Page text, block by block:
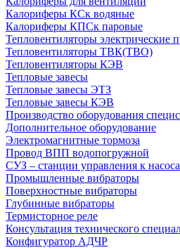
Калориферы КСк водяные
Калориферы КПСк паровые
Тепловентиляторы
Тепловентиляторы ТВК(ТВО)
Тепловентиляторы КЭВ
Тепловые завесы
Тепловые завесы ЭТЗ
Тепловые завесы КЭВ
Производство оборудования
Дополнительное оборудование
Электромагнитные тормоза
Провод ВПП водопогружной
СУЗ – станции управления к
Промышленные вибраторы
Поверхностные вибраторы
Глубинные вибраторы
Термисторное реле
Консультация технического
Конфигуратор АДЧР